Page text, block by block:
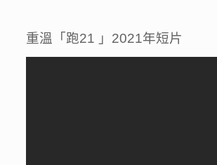
重溫「跑21 」2021年短片